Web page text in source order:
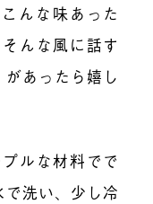
んな味あった
んな風に話す
あったら嬉し
ルな材料でで
洗い、少し冷